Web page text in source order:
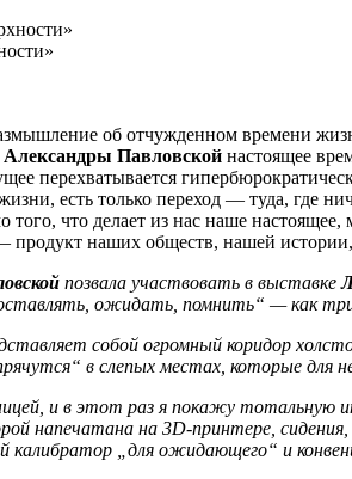
об отчужденном времени
Александры Павловской настоящее
перехватывается
есть только переход — туда,
что делает из нас наше
продукт наших обществ, нашей
позвала участвовать в выставке
ожидать, помнить“ — как
собой огромный коридор
в слепых местах, которые для
и в этот раз я покажу тотальную
напечатана на 3D-принтере,
калибратор „для ожидающего“ и